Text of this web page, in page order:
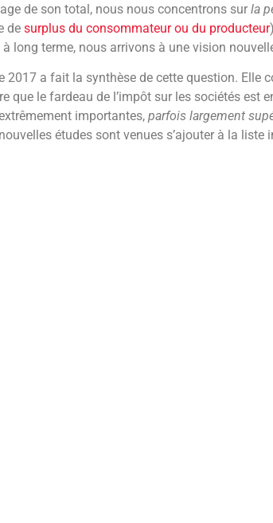
de son total, nous nous concentrons sur la
de surplus du consommateur ou du producteur
long terme, nous arrivons à une vision
2017 a fait la synthèse de cette question. Elle
que le fardeau de l’impôt sur les sociétés est
importantes, parfois largement
études sont venues s’ajouter à la liste